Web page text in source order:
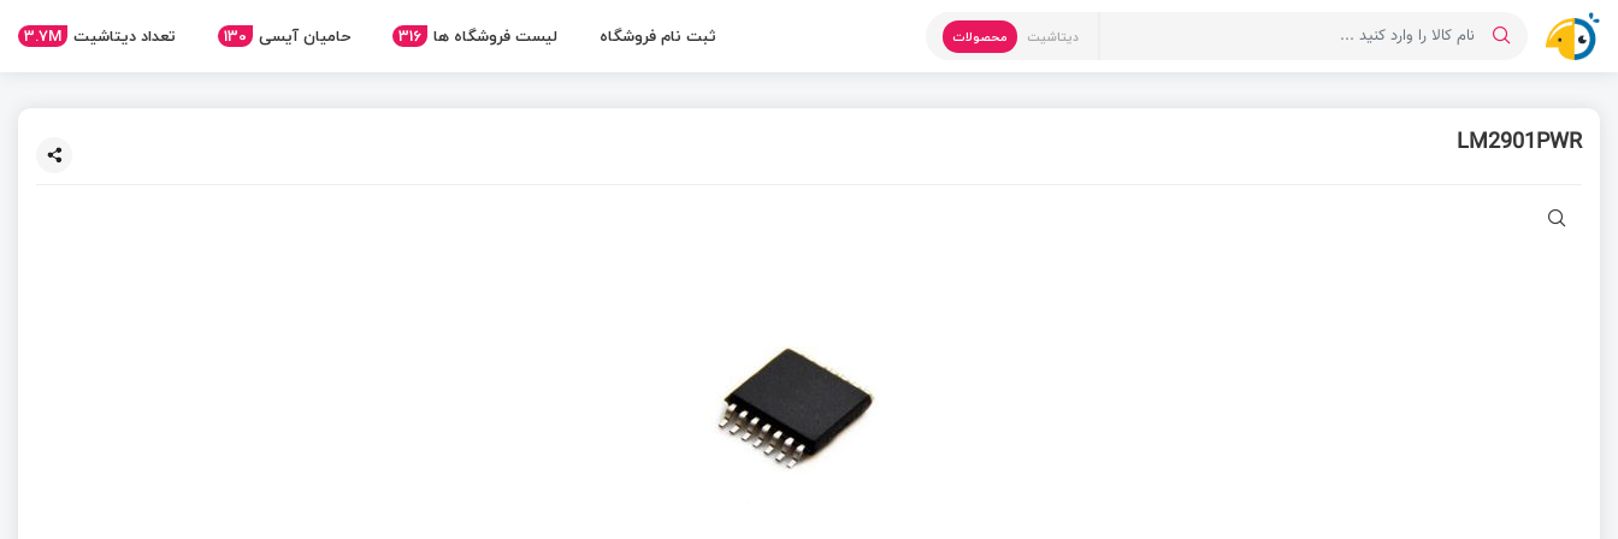
دیتاشیت محصولات ثبت نام فروشگاه لیست فروشگاه ها 316 حامیان آیسی 130 تعداد دیتاشیت 3.7M
LM2901PWR